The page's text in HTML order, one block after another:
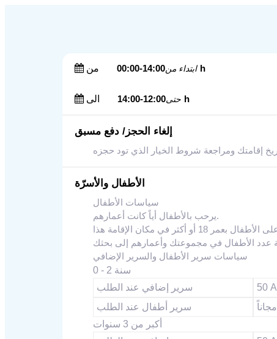
من ابتداء من 14:00-00:00h
الى حتى 12:00-14:00h
إلغاء الحجز/ دفع مسبق
الأطفال والأسرّة
سياسات الأطفال
يرحب بالأطفال أياً كانت أعمارهم.
سياسات سرير الأطفال والسرير الإضافي
0 - 2 سنة
سرير إضافي عند الطلب
سرير أطفال عند الطلب
مجاناً
أكبر من 3 سنوات